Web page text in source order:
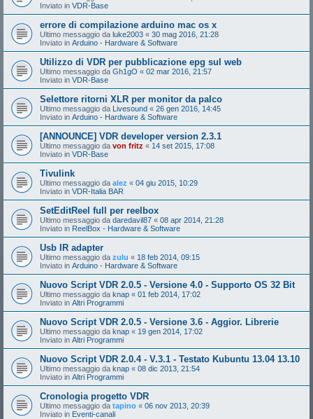
Inviato in VDR-Base
errore di compilazione arduino mac os x
Ultimo messaggio da luke2003 « 30 mag 2016, 21:28
Inviato in Arduino - Hardware & Software
Utilizzo di VDR per pubblicazione epg sul web
Ultimo messaggio da Gh1gO « 02 mar 2016, 21:57
Inviato in VDR-Base
Selettore ritorni XLR per monitor da palco
Ultimo messaggio da Livesound « 26 gen 2016, 14:45
Inviato in Arduino - Hardware & Software
[ANNOUNCE] VDR developer version 2.3.1
Ultimo messaggio da von fritz « 14 set 2015, 17:08
Inviato in VDR-Base
Tivulink
Ultimo messaggio da alez « 04 giu 2015, 10:29
Inviato in VDR-Italia BAR
SetEditReel full per reelbox
Ultimo messaggio da daredavil87 « 08 apr 2014, 21:28
Inviato in ReelBox - Hardware & Software
Usb IR adapter
Ultimo messaggio da zulu « 18 feb 2014, 09:15
Inviato in Arduino - Hardware & Software
Nuovo Script VDR 2.0.5 - Versione 4.0 - Supporto OS 32 Bit
Ultimo messaggio da knap « 01 feb 2014, 17:02
Inviato in Altri Programmi
Nuovo Script VDR 2.0.5 - Versione 3.6 - Aggior. Librerie
Ultimo messaggio da knap « 19 gen 2014, 17:02
Inviato in Altri Programmi
Nuovo Script VDR 2.0.4 - V.3.1 - Testato Kubuntu 13.04 13.10
Ultimo messaggio da knap « 08 dic 2013, 21:54
Inviato in Altri Programmi
Cronologia progetto VDR
Ultimo messaggio da tapino « 06 nov 2013, 20:39
Inviato in Eventi-canali